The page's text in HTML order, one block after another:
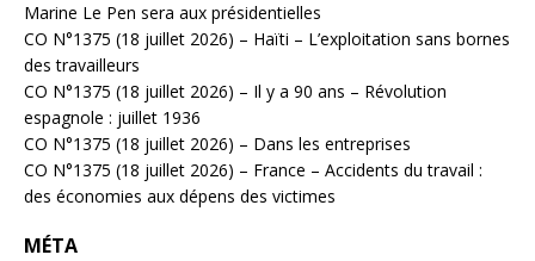
Marine Le Pen sera aux présidentielles
CO N°1375 (18 juillet 2026) – Haïti – L’exploitation sans bornes
des travailleurs
CO N°1375 (18 juillet 2026) – Il y a 90 ans – Révolution
espagnole : juillet 1936
CO N°1375 (18 juillet 2026) – Dans les entreprises
CO N°1375 (18 juillet 2026) – France – Accidents du travail :
des économies aux dépens des victimes
MÉTA